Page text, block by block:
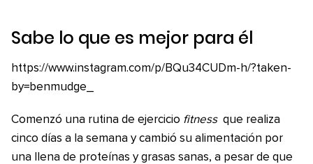
Sabe lo que es mejor para él
https://www.instagram.com/p/BQu34CUDm-h/?taken-
by=benmudge_
Comenzó una rutina de ejercicio fitness que realiza
cinco días a la semana y cambió su alimentación por
una llena de proteínas y grasas sanas, a pesar de que